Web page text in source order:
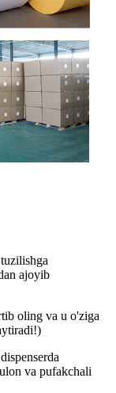
ajoyib
oling va u o'ziga
va pufakchali